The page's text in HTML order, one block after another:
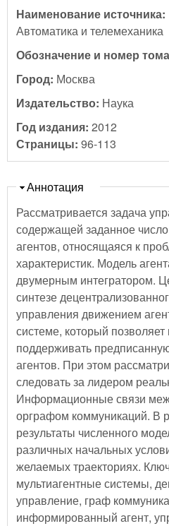
Наименование источника:
Автоматика и телемеханика
Обозначение и номер
Город: Москва
Издательство: Наука
Год издания: 2012
Страницы: 96-113
Скрыть
Аннотация
Рассматривается задача
содержащей заданное
агентов, относящаяся к
характеристик. Модель
двумерным интегратором.
синтезе
управления движением
системе, который
поддерживать
агентов. При этом
следовать за лидером
Информационные связи
орграфом коммуникаций. В
результаты численного
различных начальных
желаемых траекториях.
мультиагентные системы,
управление, граф
информированный агент,